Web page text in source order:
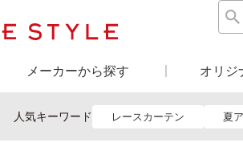
メーカーから探す オリジ
人気キーワード レースカーテン 夏